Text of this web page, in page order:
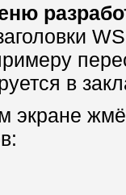
в
экране